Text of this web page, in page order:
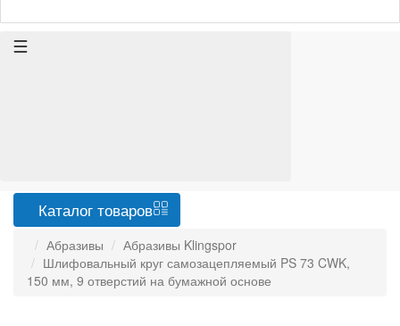
Каталог товаров
Абразивы
Абразивы Klingspor
Шлифовальный круг самозацепляемый PS 73 CWK,
150 мм, 9 отверстий на бумажной основе